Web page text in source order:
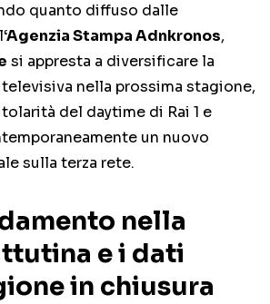
quanto diffuso dalle
‘Agenzia Stampa Adnkronos,
si appresta a diversificare la
nella prossima stagione,
del daytime di Rai 1 e
un nuovo
sulla terza rete.
nella
e i dati
in chiusura